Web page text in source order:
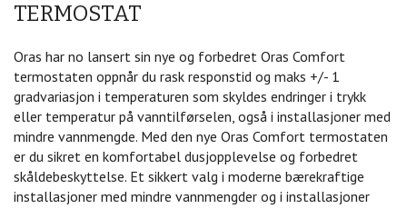
TERMOSTAT
Oras har no lansert sin nye og forbedret Oras Comfort
termostaten oppnår du rask responstid og maks +/- 1
gradvariasjon i temperaturen som skyldes endringer i trykk
eller temperatur på vanntilførselen, også i installasjoner med
mindre vannmengde. Med den nye Oras Comfort termostaten
er du sikret en komfortabel dusjopplevelse og forbedret
skåldebeskyttelse. Et sikkert valg i moderne bærekraftige
installasjoner med mindre vannmengder og i installasjoner